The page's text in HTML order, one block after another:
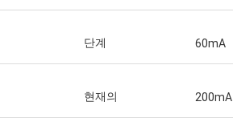
작동합니다. 판매인은 아주 빨리 반응하고 사
단계 60mA
현재의 200mA